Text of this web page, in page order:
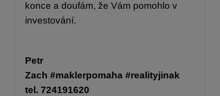
konce a doufám, že Vám pomohlo v
investování.
Petr
Zach #maklerpomaha #realityjinak
tel. 724191620